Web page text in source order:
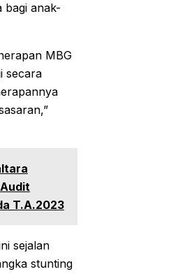
bagi anak-
MBG
secara
T.A.2023
sejalan
stunting